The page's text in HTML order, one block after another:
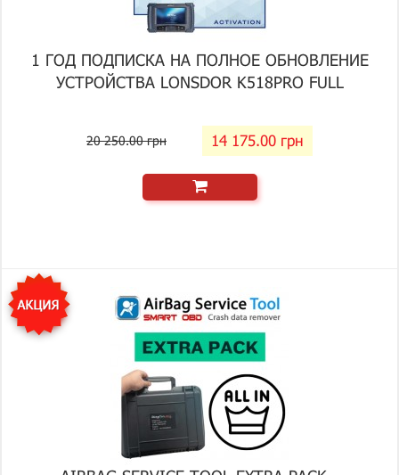
1 ГОД ПОДПИСКА НА ПОЛНОЕ ОБНОВЛЕНИЕ
УСТРОЙСТВА LONSDOR K518PRO FULL
20 250.00 грн 14 175.00 грн